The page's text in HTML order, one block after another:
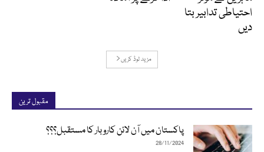
احتیاطی تدابیر بتا
دیں
مزید لوڈ کریں
مقبول ترین
پاکستان میں آن لائن کاروبار کا مستقبل؟؟؟
28/11/2024